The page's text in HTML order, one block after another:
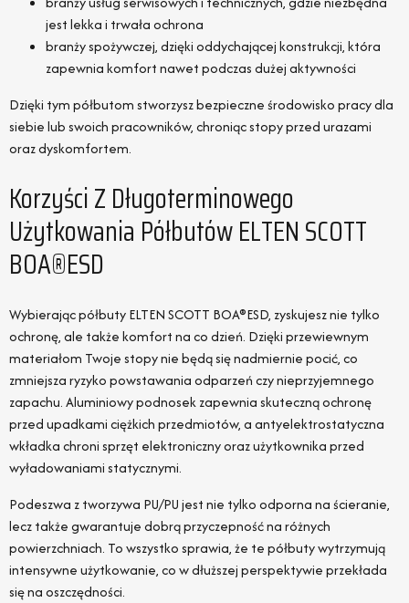
jest lekka i trwała ochrona
branży spożywczej, dzięki oddychającej konstrukcji, która
zapewnia komfort nawet podczas dużej aktywności
Dzięki tym półbutom stworzysz bezpieczne środowisko pracy dla
siebie lub swoich pracowników, chroniąc stopy przed urazami
oraz dyskomfortem.
Korzyści Z Długoterminowego
Użytkowania Półbutów ELTEN SCOTT
BOA®ESD
Wybierając półbuty ELTEN SCOTT BOA®ESD, zyskujesz nie tylko
ochronę, ale także komfort na co dzień. Dzięki przewiewnym
materiałom Twoje stopy nie będą się nadmiernie pocić, co
zmniejsza ryzyko powstawania odparzeń czy nieprzyjemnego
zapachu. Aluminiowy podnosek zapewnia skuteczną ochronę
przed upadkami ciężkich przedmiotów, a antyelektrostatyczna
wkładka chroni sprzęt elektroniczny oraz użytkownika przed
wyładowaniami statycznymi.
Podeszwa z tworzywa PU/PU jest nie tylko odporna na ścieranie,
lecz także gwarantuje dobrą przyczepność na różnych
powierzchniach. To wszystko sprawia, że te półbuty wytrzymują
intensywne użytkowanie, co w dłuższej perspektywie przekłada
się na oszczędności.